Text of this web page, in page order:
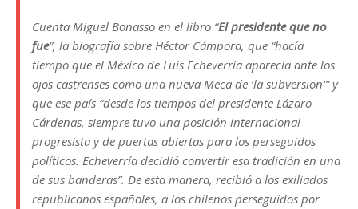
Cuenta Miguel Bonasso en el libro “El presidente que no
fue”, la biografía sobre Héctor Cámpora, que “hacía
tiempo que el México de Luis Echeverría aparecía ante los
ojos castrenses como una nueva Meca de ‘la subversion’” y
que ese país “desde los tiempos del presidente Lázaro
Cárdenas, siempre tuvo una posición internacional
progresista y de puertas abiertas para los perseguidos
políticos. Echeverría decidió convertir esa tradición en una
de sus banderas”. De esta manera, recibió a los exiliados
republicanos españoles, a los chilenos perseguidos por